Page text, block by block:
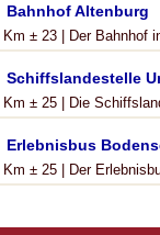
Bahnhof Altenburg
Km ± 23 | Der Bahnhof
Schiffslandestelle
Km ± 25 | Die
Erlebnisbus
Km ± 25 | Der